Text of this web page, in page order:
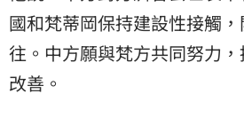
國和梵蒂岡保持建設性接觸
往。中方願與梵方共同努力
改善。